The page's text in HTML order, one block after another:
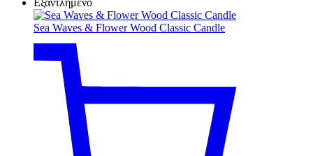
Sea Waves & Flower Wood Classic Candle